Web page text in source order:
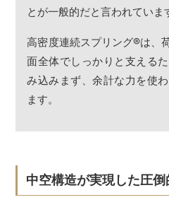
とが一般的だと言われていま
高密度連続スプリング®は、
面全体でしっかりと支える
み込みまず、余計な力を使
ます。
中空構造が実現した圧